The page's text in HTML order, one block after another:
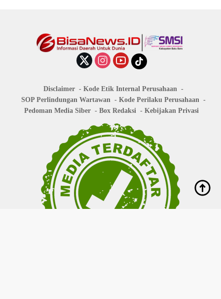
Disclaimer
Kode Etik Internal Perusahaan
SOP Perlindungan Wartawan
Kode Perilaku Perusahaan
Pedoman Media Siber
Box Redaksi Kebijakan Privasi